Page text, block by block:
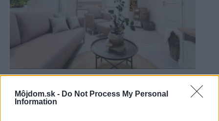
Môjdom.sk - Do Not Process My Personal
Information
tehlový dom po babičke